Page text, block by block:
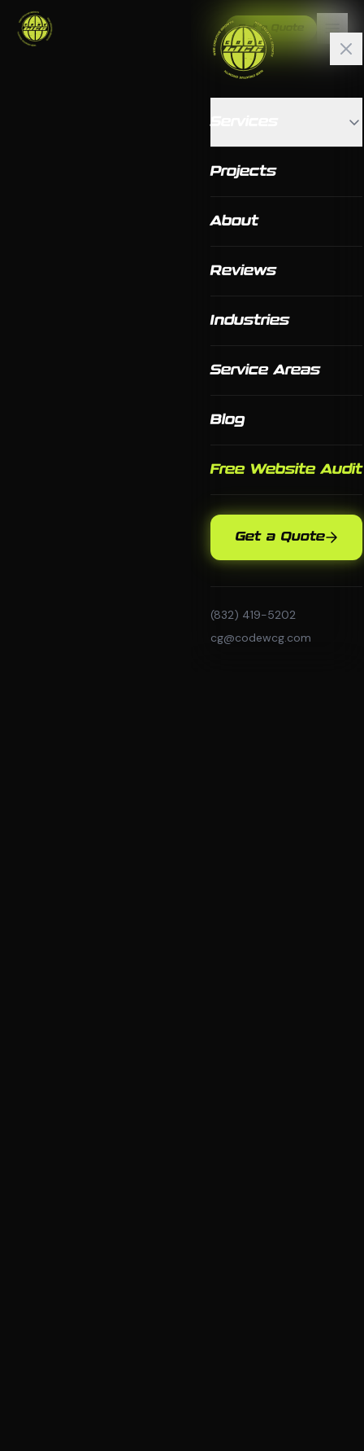
Get a Quote
Projects
About
Reviews
Industries
Service Areas
Blog
Free Website Audit
Get a Quote
(832) 419-5202
cg@codewcg.com